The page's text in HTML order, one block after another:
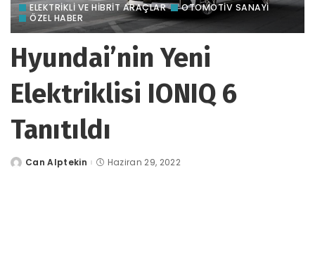
ELEKTRİKLİ VE HİBRİT ARAÇLAR
OTOMOTIV SANAYI
ÖZEL HABER
Hyundai’nin Yeni
Elektriklisi IONIQ 6
Tanıtıldı
tarafından
Can Alptekin Haziran 29, 2022